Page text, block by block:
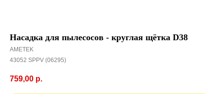
Насадка для пылесосов - круглая щётка D38
AMETEK
43052 SPPV (06295)
759,00 р.